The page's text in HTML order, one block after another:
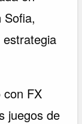
con FX
juegos de